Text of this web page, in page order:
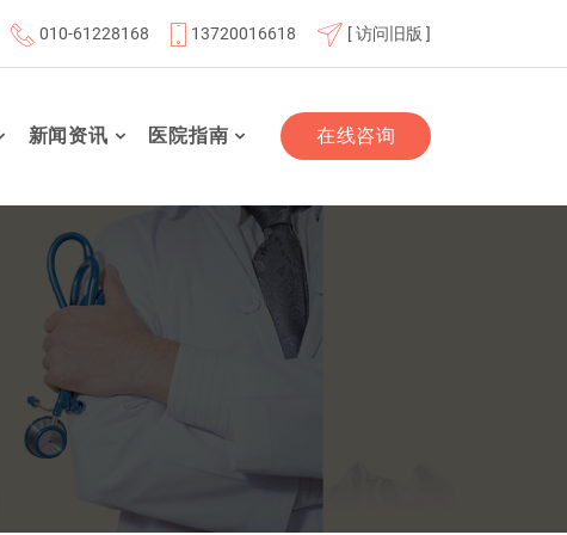
北京航天总医院联体成员单位 北京市老年友善医疗机构
010-61228168 13720016618 [ 访问旧版 ]
新闻资讯 医院指南 在线咨询